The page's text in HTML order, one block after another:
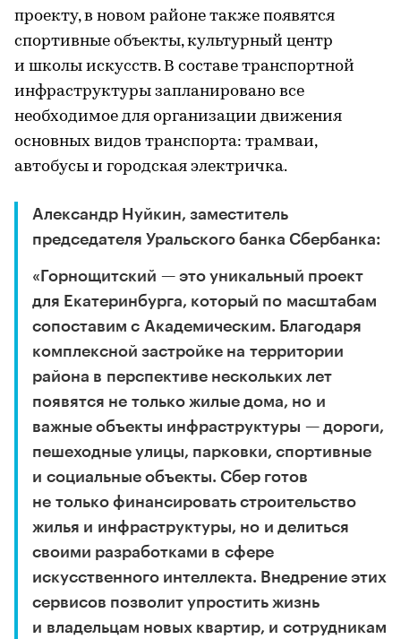
проекту, в новом районе также появятся
спортивные объекты, культурный центр
и школы искусств. В составе транспортной
инфраструктуры запланировано все
необходимое для организации движения
основных видов транспорта: трамваи,
автобусы и городская электричка.
Александр Нуйкин, заместитель
председателя Уральского банка Сбербанка:
«Горнощитский — это уникальный проект
для Екатеринбурга, который по масштабам
сопоставим с Академическим. Благодаря
комплексной застройке на территории
района в перспективе нескольких лет
появятся не только жилые дома, но и
важные объекты инфраструктуры — дороги,
пешеходные улицы, парковки, спортивные
и социальные объекты. Сбер готов
не только финансировать строительство
жилья и инфраструктуры, но и делиться
своими разработками в сфере
искусственного интеллекта. Внедрение этих
сервисов позволит упростить жизнь
и владельцам новых квартир, и сотрудникам